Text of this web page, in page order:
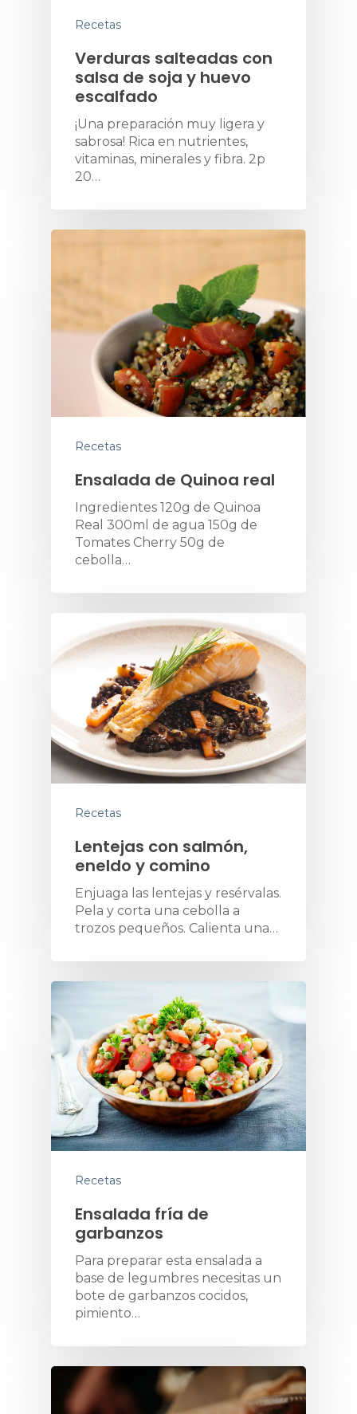
Recetas
Verduras salteadas con
salsa de soja y huevo
escalfado
¡Una preparación muy ligera y
sabrosa! Rica en nutrientes,
vitaminas, minerales y fibra. 2p
20…
Recetas
Ensalada de Quinoa real
Ingredientes 120g de Quinoa
Real 300ml de agua 150g de
Tomates Cherry 50g de
cebolla…
Recetas
Lentejas con salmón,
eneldo y comino
Enjuaga las lentejas y resérvalas.
Pela y corta una cebolla a
trozos pequeños. Calienta una…
Recetas
Ensalada fría de
garbanzos
Para preparar esta ensalada a
base de legumbres necesitas un
bote de garbanzos cocidos,
pimiento…